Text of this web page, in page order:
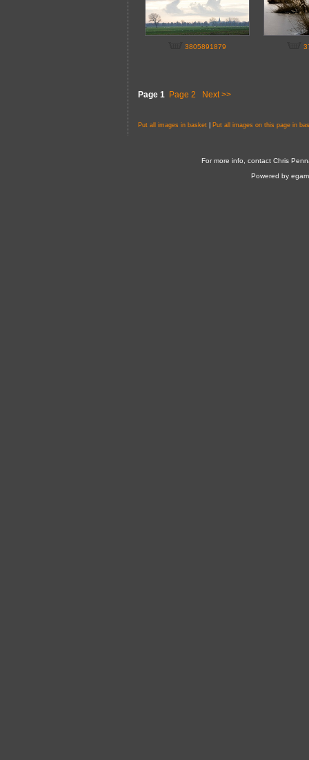
3805891879
Page 1 Page 2 Next >>
Put all images in basket Put all images on this page in
For more info, contact Chris
Powered by